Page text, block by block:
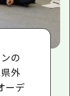
の
外
ーデ